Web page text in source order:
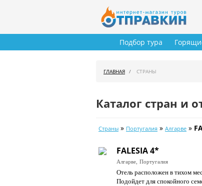
Подбор тура
ГЛАВНАЯ СТРАНЫ
Каталог стран и
Страны » Португалия » Алгарве »
FALESIA 4*
Алгарве, Португалия
Отель расположен в тихом
Подойдет для спокойного